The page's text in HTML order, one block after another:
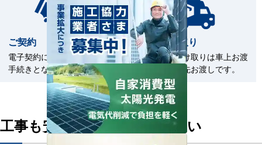
ご契約
電子契約による契約締結のお
手続きとなります。
商品の受取り
商品のお受け取りは車上お渡
しまたは軒先お渡しです。
工事も安心してお任せください